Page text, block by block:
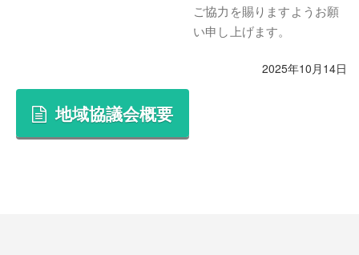
ご協力を賜りますようお願
い申し上げます。
2025年10月14日
地域協議会概要